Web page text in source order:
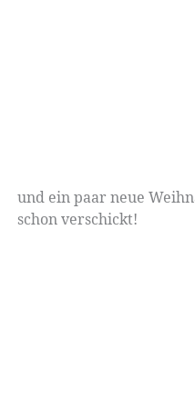
und ein paar neue
schon verschickt!